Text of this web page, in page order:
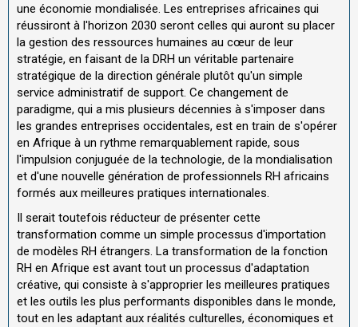
une économie mondialisée. Les entreprises africaines qui
réussiront à l'horizon 2030 seront celles qui auront su placer
la gestion des ressources humaines au cœur de leur
stratégie, en faisant de la DRH un véritable partenaire
stratégique de la direction générale plutôt qu'un simple
service administratif de support. Ce changement de
paradigme, qui a mis plusieurs décennies à s'imposer dans
les grandes entreprises occidentales, est en train de s'opérer
en Afrique à un rythme remarquablement rapide, sous
l'impulsion conjuguée de la technologie, de la mondialisation
et d'une nouvelle génération de professionnels RH africains
formés aux meilleures pratiques internationales.
Il serait toutefois réducteur de présenter cette
transformation comme un simple processus d'importation
de modèles RH étrangers. La transformation de la fonction
RH en Afrique est avant tout un processus d'adaptation
créative, qui consiste à s'approprier les meilleures pratiques
et les outils les plus performants disponibles dans le monde,
tout en les adaptant aux réalités culturelles, économiques et